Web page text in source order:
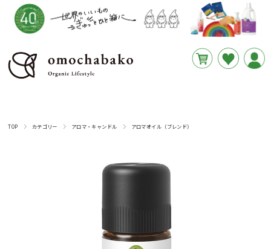
TOP カテゴリー アロマ・キャンドル アロマオイル（ブレンド）